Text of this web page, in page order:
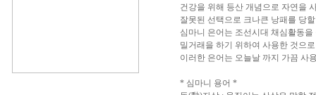
건강을 위해 등산 개념으로 자연을
잘못된 선택으로 크나큰 낭패를 당
심마니 은어는 조선시대 채심활동
밀거래을 하기 위하여 사용한 것으
이러한 은어는 오늘날 까지 가끔 사
* 심마니 용어 *